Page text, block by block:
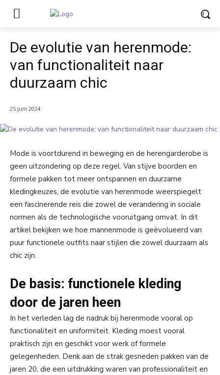
De evolutie van herenmode:
van functionaliteit naar
duurzaam chic
25 juni 2024
Mode is voortdurend in beweging en de herengarderobe is
geen uitzondering op deze regel. Van stijve boorden en
formele pakken tot meer ontspannen en duurzame
kledingkeuzes, de evolutie van herenmode weerspiegelt
een fascinerende reis die zowel de verandering in sociale
normen als de technologische vooruitgang omvat. In dit
artikel bekijken we hoe mannenmode is geëvolueerd van
puur functionele outfits naar stijlen die zowel duurzaam als
chic zijn.
De basis: functionele kleding
door de jaren heen
In het verleden lag de nadruk bij herenmode vooral op
functionaliteit en uniformiteit. Kleding moest vooral
praktisch zijn en geschikt voor werk of formele
gelegenheden. Denk aan de strak gesneden pakken van de
jaren 20, die een uitdrukking waren van professionaliteit en